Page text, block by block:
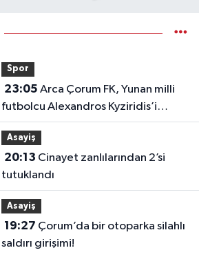
Spor
23:05
futbolcu Alexandros Kyziridis’i
kadrosuna kattı
Asayiş
20:13
tutuklandı
Asayiş
19:27
saldırı girişimi!